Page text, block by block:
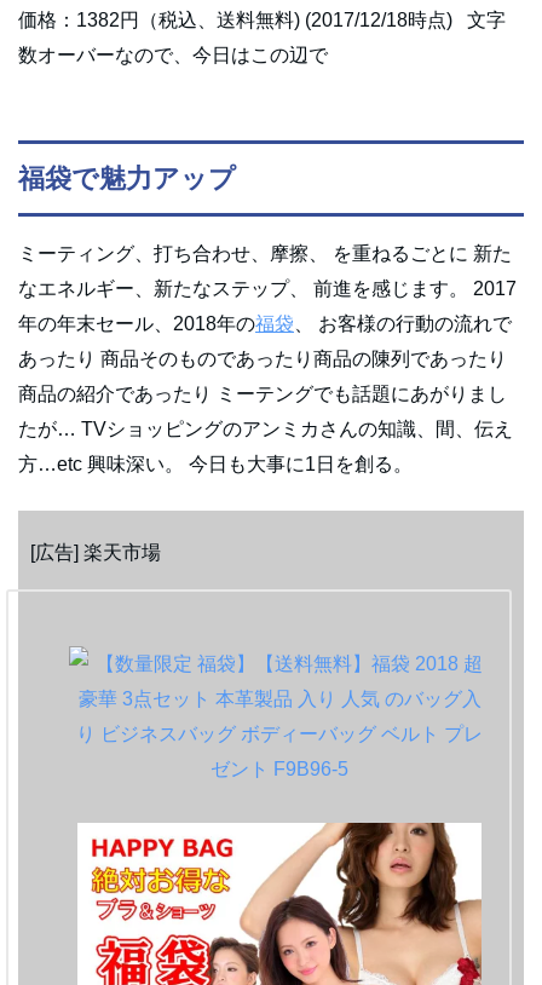
価格：1382円（税込、送料無料) (2017/12/18時点) 文字
数オーバーなので、今日はこの辺で
福袋で魅力アップ
ミーティング、打ち合わせ、摩擦、 を重ねるごとに 新た
なエネルギー、新たなステップ、 前進を感じます。 2017
年の年末セール、2018年の福袋 、 お客様の行動の流れで
あったり 商品そのものであったり商品の陳列であったり
商品の紹介であったり ミーテングでも話題にあがりまし
たが… TVショッピングのアンミカさんの知識、間、伝え
方…etc 興味深い。 今日も大事に1日を創る。
[広告] 楽天市場